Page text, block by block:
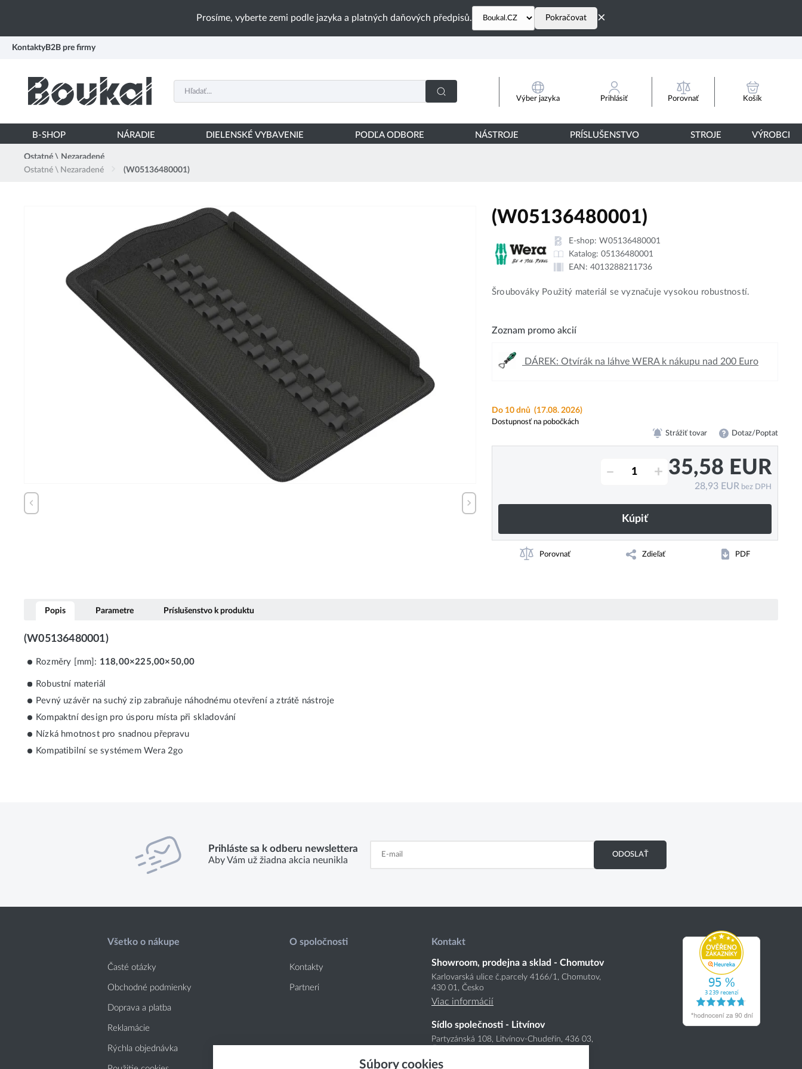
Prosíme, vyberte zemi podle jazyka a platných daňových předpisů. Pokračovat ×
Kontakty B2B pre firmy
Výber jazyka Prihlásiť Porovnať Košík
B-SHOP NÁRADIE DIELENSKÉ VYBAVENIE PODĽA ODBORE NÁSTROJE PRÍSLUŠENSTVO STROJE VÝROBCI
Ostatné \ Nezaradené
Ostatné \ Nezaradené
(W05136480001)
(W05136480001)
E-shop: W05136480001
Katalog: 05136480001
EAN: 4013288211736
Šroubováky Použitý materiál se vyznačuje vysokou robustností.
Zoznam promo akcií
DÁREK: Otvírák na láhve WERA k nákupu nad 200 Euro
Do 10 dnů (17.08. 2026)
Dostupnosť na pobočkách
Strážiť tovar Dotaz/Poptat
– + 35,58 EUR
28,93 EUR bez DPH
Kúpiť
Porovnať Zdieľať PDF
Popis Parametre Príslušenstvo k produktu
(W05136480001)
Rozměry [mm]: 118,00×225,00×50,00
Robustní materiál
Pevný uzávěr na suchý zip zabraňuje náhodnému otevření a ztrátě nástroje
Kompaktní design pro úsporu místa při skladování
Nízká hmotnost pro snadnou přepravu
Kompatibilní se systémem Wera 2go
Prihláste sa k odberu newslettera
Aby Vám už žiadna akcia neunikla
ODOSLAŤ
Všetko o nákupe
Časté otázky
Obchodné podmienky
Doprava a platba
Reklamácie
Rýchla objednávka
O spoločnosti
Kontakty
Partneri
Kontakt
Showroom, prodejna a sklad - Chomutov
Karlovarská ulice č.parcely 4166/1, Chomutov,
430 01, Česko
Viac informácií
Sídlo společnosti - Litvínov
Partyzánská 108, Litvínov-Chudeřín, 436 03,
Viac informácií
Súbory cookies